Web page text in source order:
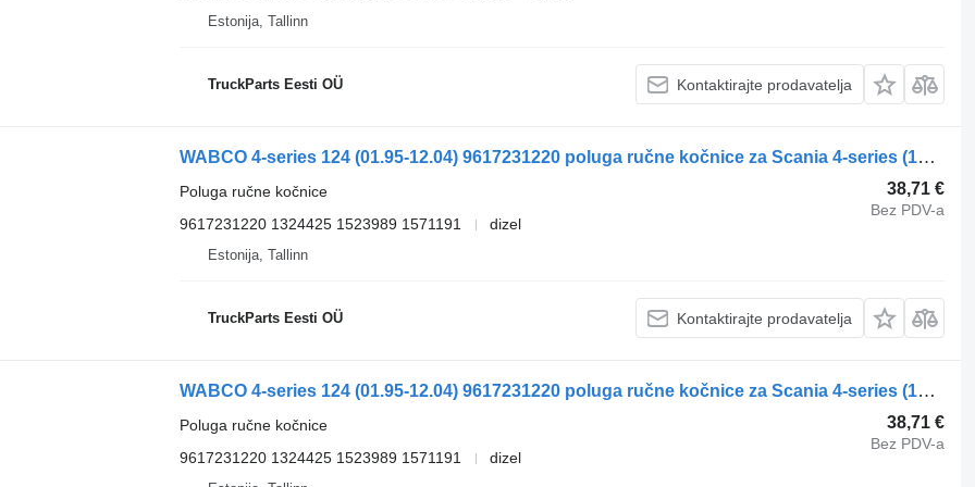
Estonija, Tallinn
TruckParts Eesti OÜ Kontaktirajte prodavatelja
WABCO 4-series 124 (01.95-12.04) 9617231220 poluga ručne kočnice za Scania 4-series (1995-2006) tegljača
38,71 €
Bez PDV-a
Poluga ručne kočnice
9617231220 1324425 1523989 1571191
dizel
Estonija, Tallinn
TruckParts Eesti OÜ Kontaktirajte prodavatelja
WABCO 4-series 124 (01.95-12.04) 9617231220 poluga ručne kočnice za Scania 4-series (1995-2006) tegljača
38,71 €
Bez PDV-a
Poluga ručne kočnice
9617231220 1324425 1523989 1571191
dizel